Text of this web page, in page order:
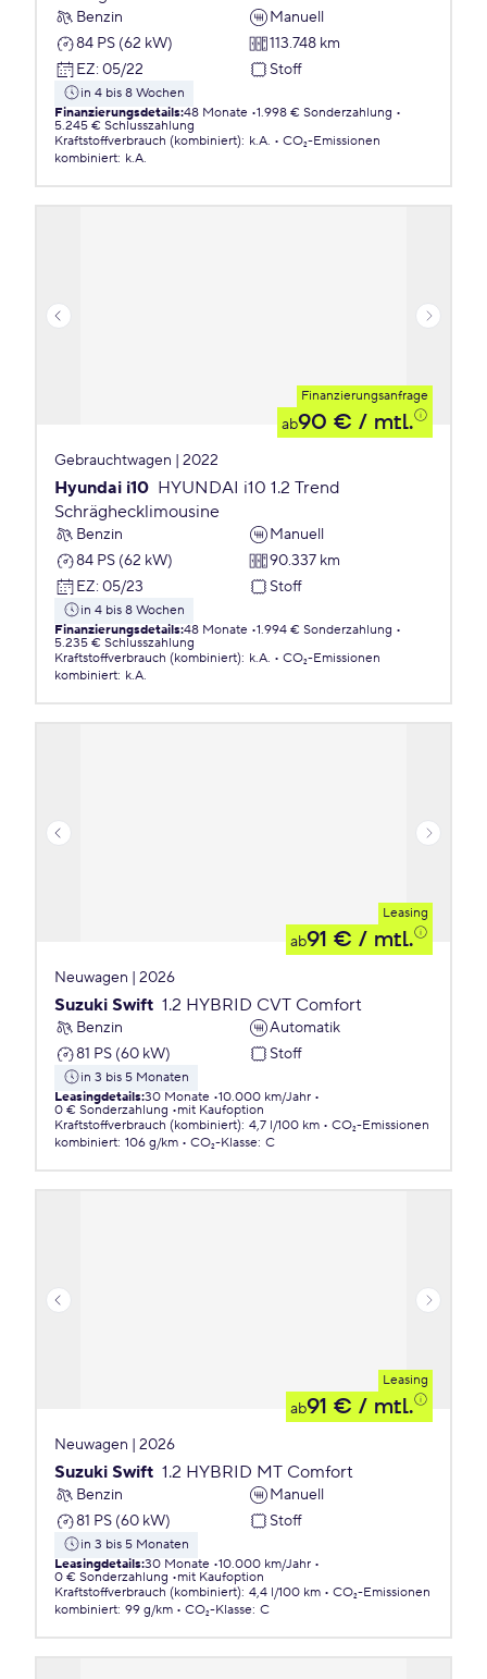
Benzin
Manuell
84 PS (62 kW)
113.748 km
EZ: 05/22 Stoff
in 4 bis 8 Wochen
Finanzierungsdetails:48 Monate 1.998 € Sonderzahlung
5.245 € Schlusszahlung
Kraftstoffverbrauch (kombiniert): k.A.
CO₂-Emissionen
kombiniert: k.A.
Finanzierungsanfrage
ab90 € / mtl.
Gebrauchtwagen | 2022
Hyundai i10 HYUNDAI i10 1.2 Trend
Schräghecklimousine
Benzin
Manuell
84 PS (62 kW)
90.337 km
EZ: 05/23 Stoff
in 4 bis 8 Wochen
Finanzierungsdetails:48 Monate 1.994 € Sonderzahlung
5.235 € Schlusszahlung
Kraftstoffverbrauch (kombiniert): k.A.
CO₂-Emissionen
kombiniert: k.A.
Leasing
ab91 € / mtl.
Neuwagen | 2026
Suzuki Swift 1.2 HYBRID CVT Comfort
Benzin
Automatik
81 PS (60 kW)
Stoff
in 3 bis 5 Monaten
Leasingdetails:30 Monate 10.000 km/Jahr
0 € Sonderzahlung
mit Kaufoption
Kraftstoffverbrauch (kombiniert): 4,7 l/100 km
CO₂-Emissionen
kombiniert: 106 g/km CO₂-Klasse: C
Leasing
ab91 € / mtl.
Neuwagen | 2026
Suzuki Swift 1.2 HYBRID MT Comfort
Benzin
Manuell
81 PS (60 kW)
Stoff
in 3 bis 5 Monaten
Leasingdetails:30 Monate 10.000 km/Jahr
0 € Sonderzahlung
mit Kaufoption
Kraftstoffverbrauch (kombiniert): 4,4 l/100 km
CO₂-Emissionen
kombiniert: 99 g/km CO₂-Klasse: C